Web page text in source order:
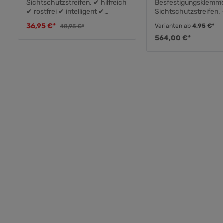
Sichtschutzstreifen. ✔ hilfreich
✔ rostfrei ✔ intelligent ✔
Doppelstab ✔ Gittermatten ✔
36,95 €* 48,95 €*
Sichtschutzstreifen.
sitzend ✔ in RAL-
Farben ✔
Varianten ab 4,95 €*
564,00 €*